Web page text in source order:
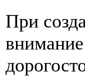
При